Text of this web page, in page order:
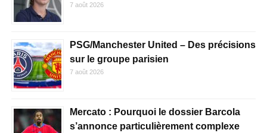
7 août 2026
PSG/Manchester United – Des précisions
sur le groupe parisien
7 août 2026
Mercato : Pourquoi le dossier Barcola
s’annonce particulièrement complexe